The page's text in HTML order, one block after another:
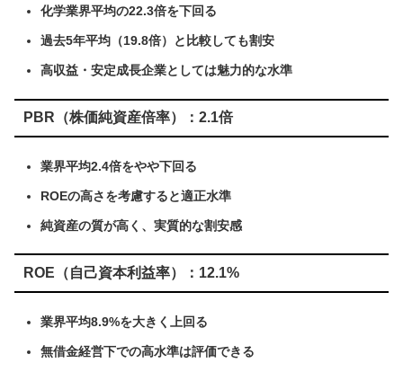
化学業界平均の22.3倍を下回る
過去5年平均（19.8倍）と比較しても割安
高収益・安定成長企業としては魅力的な水準
PBR（株価純資産倍率）：2.1倍
業界平均2.4倍をやや下回る
ROEの高さを考慮すると適正水準
純資産の質が高く、実質的な割安感
ROE（自己資本利益率）：12.1%
業界平均8.9%を大きく上回る
無借金経営下での高水準は評価できる